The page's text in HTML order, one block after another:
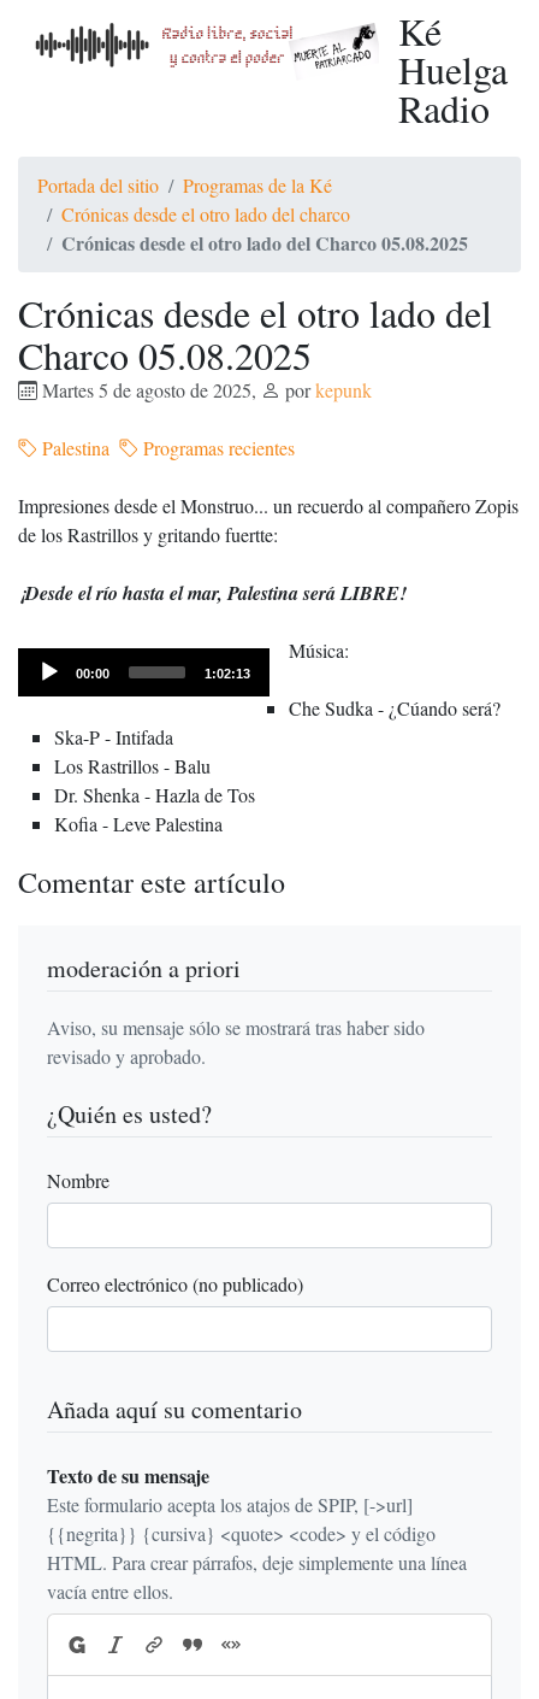
Ké
Huelga
Radio
Portada del sitio
Programas de la Ké
Crónicas desde el otro lado del charco
Crónicas desde el otro lado del Charco 05.08.2025
Crónicas desde el otro lado del
Charco 05.08.2025
Martes 5 de agosto de 2025, porkepunk
Palestina Programas recientes
Impresiones desde el Monstruo... un recuerdo al compañero Zopis
de los Rastrillos y gritando fuertte:
¡Desde el río hasta el mar, Palestina será LIBRE!
Audio
Current
00:00
Total
1:02:13
Música:
Che Sudka - ¿Cúando será?
Ska-P - Intifada
Los Rastrillos - Balu
Dr. Shenka - Hazla de Tos
Kofia - Leve Palestina
Comentar este artículo
moderación a priori
Aviso, su mensaje sólo se mostrará tras haber sido
revisado y aprobado.
¿Quién es usted?
Nombre
Correo electrónico (no publicado)
Añada aquí su comentario
Texto de su mensaje
Este formulario acepta los atajos de SPIP, [->url]
{{negrita}} {cursiva} <quote> <code> y el código
HTML. Para crear párrafos, deje simplemente una línea
vacía entre ellos.